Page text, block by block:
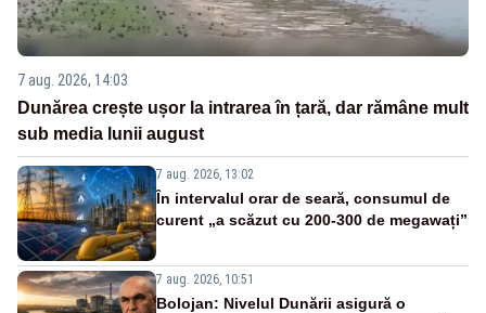
7 aug. 2026, 14:03
Dunărea crește ușor la intrarea în țară, dar rămâne mult
sub media lunii august
7 aug. 2026, 13:02
În intervalul orar de seară, consumul de
curent „a scăzut cu 200-300 de megawați”
7 aug. 2026, 10:51
Bolojan: Nivelul Dunării asigură o